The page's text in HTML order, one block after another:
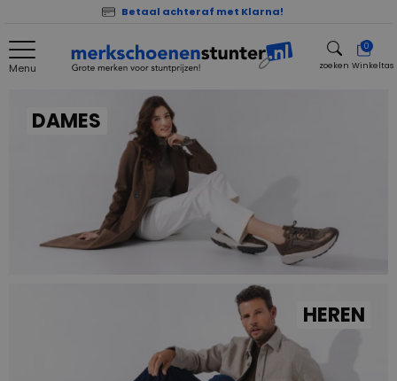
Betaal achteraf met Klarna!
Menu zoeken
0
Winkeltas
DAMES
HEREN